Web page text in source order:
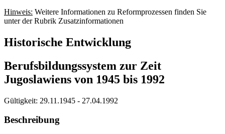
Hinweis: Weitere Informationen zu Reformprozessen finden Sie
unter der Rubrik Zusatzinformationen
Historische Entwicklung
Berufsbildungssystem zur Zeit
Jugoslawiens von 1945 bis 1992
Gültigkeit: 29.11.1945 - 27.04.1992
Beschreibung